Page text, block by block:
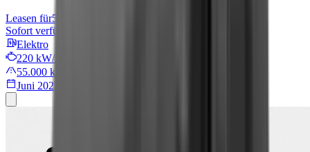
Leasen für567 € mtl.
Sofort verfügbar
Elektro
220 kW/299 PS
55.000 km
Juni 2022